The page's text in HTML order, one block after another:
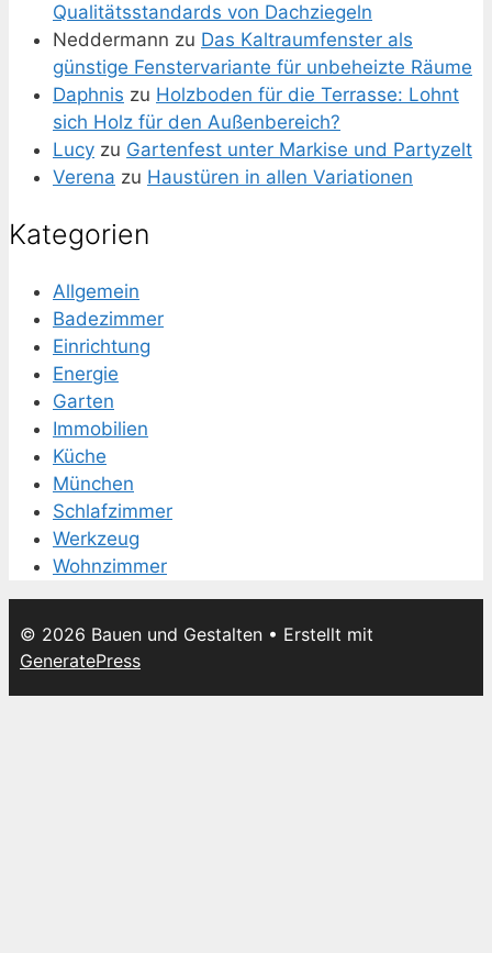
Qualitätsstandards von Dachziegeln
Neddermann zu Das Kaltraumfenster als
günstige Fenstervariante für unbeheizte Räume
Daphnis zu Holzboden für die Terrasse: Lohnt
sich Holz für den Außenbereich?
Lucy zu Gartenfest unter Markise und Partyzelt
Verena zu Haustüren in allen Variationen
Kategorien
Allgemein
Badezimmer
Einrichtung
Energie
Garten
Immobilien
Küche
München
Schlafzimmer
Werkzeug
Wohnzimmer
© 2026 Bauen und Gestalten • Erstellt mit
GeneratePress